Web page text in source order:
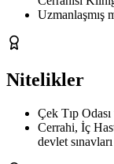
Uzmanlaşmış
Nitelikler
Çek Tıp
Cerrahi, İç
devlet sınavları